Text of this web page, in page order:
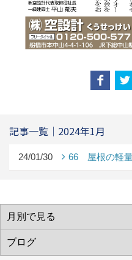
記事一覧｜2024年1月
24/01/30 66 屋根の軽